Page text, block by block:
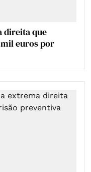
direita que
euros por